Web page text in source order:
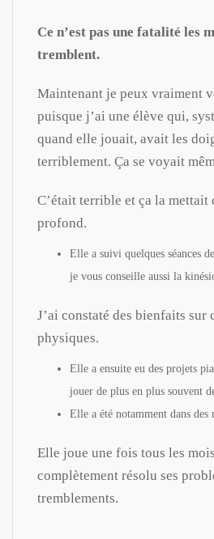
Ce n’est pas une fatalité les
tremblent.
Maintenant je peux vraiment
puisque j’ai une élève qui,
quand elle jouait, avait les
terriblement. Ça se voyait
C’était terrible et ça la mettait
profond.
Elle a suivi quelques séances
je vous conseille aussi la
J’ai constaté des bienfaits sur
physiques.
Elle a ensuite eu des projets
jouer de plus en plus souvent
Elle a été notamment dans des
Elle joue une fois tous les
complètement résolu ses
tremblements.